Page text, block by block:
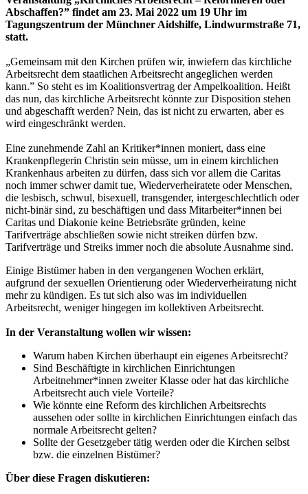
Abschaffen?” findet am 23. Mai 2022 um 19 Uhr im
Tagungszentrum der Münchner Aidshilfe, Lindwurmstraße 71,
statt.
„Gemeinsam mit den Kirchen prüfen wir, inwiefern das kirchliche
Arbeitsrecht dem staatlichen Arbeitsrecht angeglichen werden
kann.” So steht es im Koalitionsvertrag der Ampelkoalition. Heißt
das nun, das kirchliche Arbeitsrecht könnte zur Disposition stehen
und abgeschafft werden? Nein, das ist nicht zu erwarten, aber es
wird eingeschränkt werden.
Eine zunehmende Zahl an Kritiker*innen moniert, dass eine
Krankenpflegerin Christin sein müsse, um in einem kirchlichen
Krankenhaus arbeiten zu dürfen, dass sich vor allem die Caritas
noch immer schwer damit tue, Wiederverheiratete oder Menschen,
die lesbisch, schwul, bisexuell, transgender, intergeschlechtlich oder
nicht-binär sind, zu beschäftigen und dass Mitarbeiter*innen bei
Caritas und Diakonie keine Betriebsräte gründen, keine
Tarifverträge abschließen sowie nicht streiken dürfen bzw.
Tarifverträge und Streiks immer noch die absolute Ausnahme sind.
Einige Bistümer haben in den vergangenen Wochen erklärt,
aufgrund der sexuellen Orientierung oder Wiederverheiratung nicht
mehr zu kündigen. Es tut sich also was im individuellen
Arbeitsrecht, weniger hingegen im kollektiven Arbeitsrecht.
In der Veranstaltung wollen wir wissen:
Warum haben Kirchen überhaupt ein eigenes Arbeitsrecht?
Sind Beschäftigte in kirchlichen Einrichtungen
Arbeitnehmer*innen zweiter Klasse oder hat das kirchliche
Arbeitsrecht auch viele Vorteile?
Wie könnte eine Reform des kirchlichen Arbeitsrechts
aussehen oder sollte in kirchlichen Einrichtungen einfach das
normale Arbeitsrecht gelten?
Sollte der Gesetzgeber tätig werden oder die Kirchen selbst
bzw. die einzelnen Bistümer?
Über diese Fragen diskutieren: